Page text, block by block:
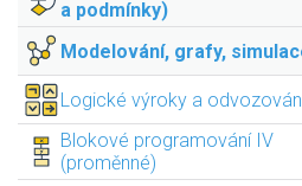
a podmínky)
Modelování, grafy,
Logické výroky a
Blokové programování IV
(proměnné)